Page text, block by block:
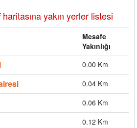
haritasına yakın yerler listesi
Mesafe
Yakınlığı
0.00 Km
0.04 Km
0.06 Km
0.12 Km